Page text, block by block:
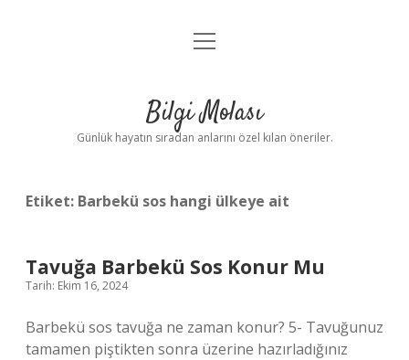
Anasayfa
Yasal Uyarı
menüyü
Bilgi Molası
Günlük hayatın sıradan anlarını özel kılan öneriler.
Etiket: Barbekü sos hangi ülkeye ait
Tavuğa Barbekü Sos Konur Mu
Tarih: Ekim 16, 2024
Barbekü sos tavuğa ne zaman konur? 5- Tavuğunuz
tamamen piştikten sonra üzerine hazırladığınız